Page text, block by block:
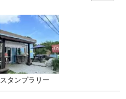
スタンプラリー